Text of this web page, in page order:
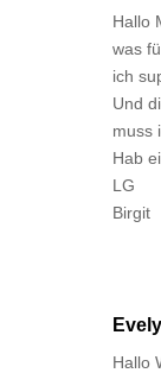
Hallo
was
ich
Und
muss
Hab
LG
Birgit
Hallo